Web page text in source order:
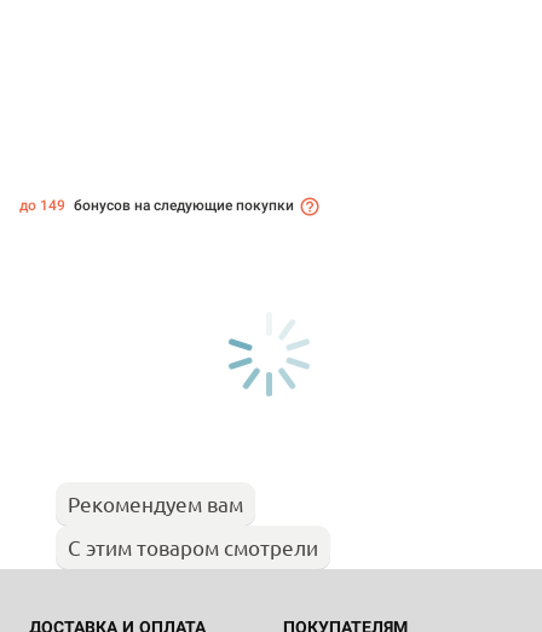
до 149 бонусов на следующие покупки
Рекомендуем вам
С этим товаром смотрели
ДОСТАВКА И ОПЛАТА ПОКУПАТЕЛЯМ